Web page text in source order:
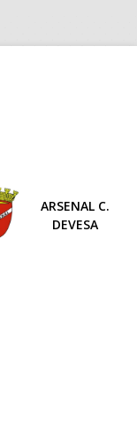
ARSENAL C.
DEVESA